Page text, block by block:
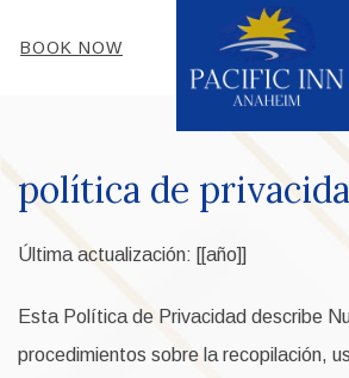
BOOK NOW
política de
Última actualización: [[año]]
Esta Política de Privacidad describe
procedimientos sobre la recopilación,